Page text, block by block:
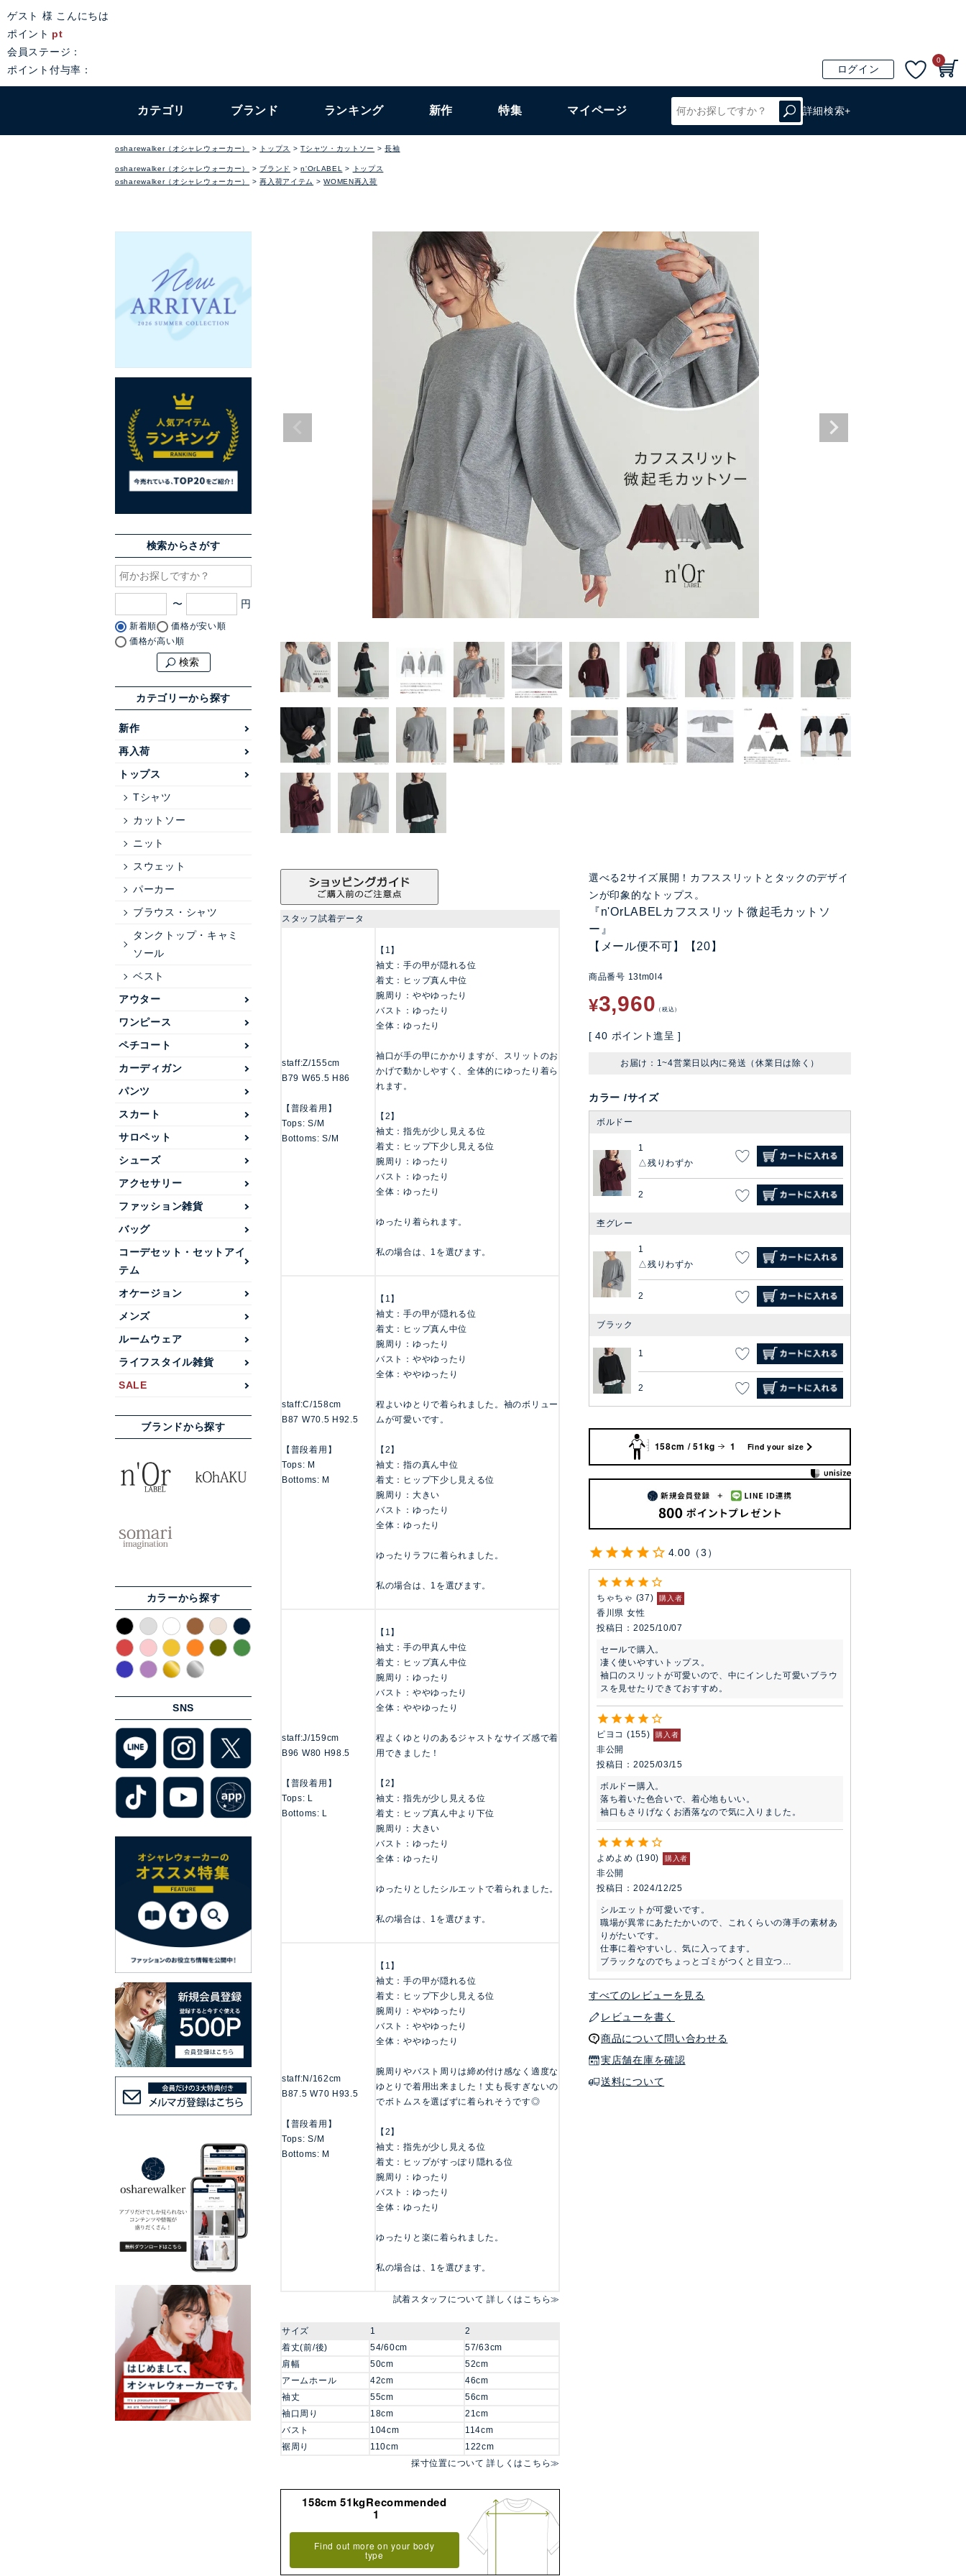
ゲスト 様 こんにちは
ポイント pt
会員ステージ：
ポイント付与率：
ログイン
0
カテゴリ ブランド ランキング 新作 特集 マイページ 詳細検索+
osharewalker（オシャレウォーカー） トップス Tシャツ・カットソー 長袖
osharewalker（オシャレウォーカー） ブランド n'OrLABEL
トップス
osharewalker（オシャレウォーカー）
再入荷アイテム WOMEN再入荷
検索からさがす
〜
新着順
価格が安い順
価格が高い順
検索
カテゴリーから探す
新作
再入荷
トップス
Tシャツ
カットソー
ニット
スウェット
パーカー
ブラウス・シャツ
タンクトップ・キャミ
ソール
ベスト
アウター
ワンピース
ペチコート
カーディガン
パンツ
スカート
サロペット
シューズ
アクセサリー
ファッション雑貨
バッグ
コーデセット・セットアイ
テム
オケージョン
メンズ
ルームウェア
ライフスタイル雑貨
SALE
ブランドから探す
カラーから探す
SNS
選べる2サイズ展開！カフススリットとタックのデザイ
ンが印象的なトップス。
『n'OrLABELカフススリット微起毛カットソ
ー』
【メール便不可】【20】
商品番号 13tm0l4
¥3,960 税込
[ 40 ポイント進呈 ]
お届け：1~4営業日以内に発送（休業日は除く）
カラー サイズ
ボルドー
1
残りわずか
2
杢グレー
1
残りわずか
2
ブラック
1
2
158cm / 51kg 1 Find your size
4.00 3
ちゃちゃ 37 購入者
香川県 女性
投稿日
2025/10/07
セールで購入。
凄く使いやすいトップス。
袖口のスリットが可愛いので、中にインした可愛いブラウ
スを見せたりできておすすめ。
ピヨコ 155 購入者
非公開
投稿日
2025/03/15
ボルドー購入。
落ち着いた色合いで、着心地もいい。
袖口もさりげなくお洒落なので気に入りました。
よめよめ 190 購入者
非公開
投稿日
2024/12/25
シルエットが可愛いです。
職場が異常にあたたかいので、これくらいの薄手の素材あ
りがたいです。
仕事に着やすいし、気に入ってます。
ブラックなのでちょっとゴミがつくと目立つ…
すべてのレビューを見る
レビューを書く
商品について問い合わせる
実店舗在庫を確認
送料について
スタッフ試着データ
staff:Z/155cm
B79 W65.5 H86
【普段着用】
Tops: S/M
Bottoms: S/M
【1】
袖丈：手の甲が隠れる位
着丈：ヒップ真ん中位
腕周り：ややゆったり
バスト：ゆったり
全体：ゆったり
袖口が手の甲にかかりますが、スリットのお
かげで動かしやすく、全体的にゆったり着ら
れます。
【2】
袖丈：指先が少し見える位
着丈：ヒップ下少し見える位
腕周り：ゆったり
バスト：ゆったり
全体：ゆったり
ゆったり着られます。
私の場合は、1を選びます。
staff:C/158cm
B87 W70.5 H92.5
【普段着用】
Tops: M
Bottoms: M
【1】
袖丈：手の甲が隠れる位
着丈：ヒップ真ん中位
腕周り：ゆったり
バスト：ややゆったり
全体：ややゆったり
程よいゆとりで着られました。袖のボリュー
ムが可愛いです。
【2】
袖丈：指の真ん中位
着丈：ヒップ下少し見える位
腕周り：大きい
バスト：ゆったり
全体：ゆったり
ゆったりラフに着られました。
私の場合は、1を選びます。
staff:J/159cm
B96 W80 H98.5
【普段着用】
Tops: L
Bottoms: L
【1】
袖丈：手の甲真ん中位
着丈：ヒップ真ん中位
腕周り：ゆったり
バスト：ややゆったり
全体：ややゆったり
程よくゆとりのあるジャストなサイズ感で着
用できました！
【2】
袖丈：指先が少し見える位
着丈：ヒップ真ん中より下位
腕周り：大きい
バスト：ゆったり
全体：ゆったり
ゆったりとしたシルエットで着られました。
私の場合は、1を選びます。
staff:N/162cm
B87.5 W70 H93.5
【普段着用】
Tops: S/M
Bottoms: M
【1】
袖丈：手の甲が隠れる位
着丈：ヒップ下少し見える位
腕周り：ややゆったり
バスト：ややゆったり
全体：ややゆったり
腕周りやバスト周りは締め付け感なく適度な
ゆとりで着用出来ました！丈も長すぎないの
でボトムスを選ばずに着られそうです◎
【2】
袖丈：指先が少し見える位
着丈：ヒップがすっぽり隠れる位
腕周り：ゆったり
バスト：ゆったり
全体：ゆったり
ゆったりと楽に着られました。
私の場合は、1を選びます。
試着スタッフについて 詳しくはこちら≫
サイズ 1
2
着丈(前/後)
54/60cm
57/63cm
肩幅
50cm
52cm
アームホール
42cm
46cm
袖丈
55cm
56cm
袖口周り
18cm
21cm
バスト
104cm
114cm
裾周り
110cm
122cm
採寸位置について 詳しくはこちら≫
158cm 51kgRecommended
1
Find out more on your body
type